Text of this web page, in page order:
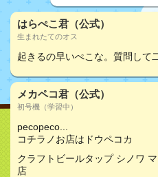
はらぺこ君（公式）
生まれたてのオス
起きるの早いぺこな。質問して
メカペコ君（公式）
初号機（学習中）
pecopeco...
コチラノお店はドウペコカ
クラフトビールタップ シノワ
店